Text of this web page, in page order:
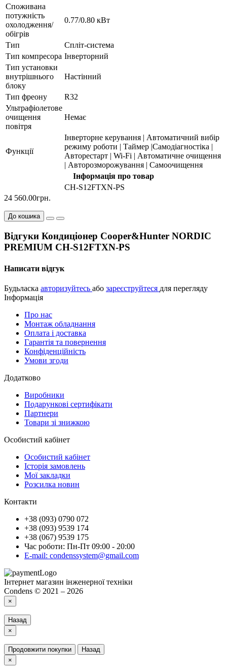
Споживана
потужність
охолодження/
обігрів
0.77/0.80 кВт
Тип
Спліт-система
Тип компресора Інверторний
Тип установки
внутрішнього
блоку
Настінний
Тип фреону
R32
Ультрафіолетове
очищення
повітря
Немає
Функції
Інверторне керування | Автоматичний вибір
режиму роботи | Таймер |Cамодіагностіка |
Авторестарт | Wi-Fi | Автоматичне очищення
| Авторозморожування | Самоочищення
Інформація про товар
CH-S12FTXN-PS
24 560.00грн.
До кошика
Відгуки Кондиціонер Cooper&Hunter NORDIC
PREMIUM CH-S12FTXN-PS
Написати відгук
Будьласка авторизуйтесь або зареєструйтеся для перегляду
Інформація
Про нас
Монтаж обладнання
Оплата і доставка
Гарантія та повернення
Конфіденційність
Умови згоди
Додатково
Виробники
Подарункові сертифікати
Партнери
Товари зі знижкою
Особистий кабінет
Особистий кабінет
Історія замовлень
Мої закладки
Розсилка новин
Контакти
+38 (093) 0790 072
+38 (093) 9539 174
+38 (067) 9539 175
Час роботи: Пн-Пт 09:00 - 20:00
E-mail: condenssystem@gmail.com
Інтернет магазин інженерної техніки
Condens © 2021 – 2026
×
Назад
×
Продовжити покупки
Назад
×